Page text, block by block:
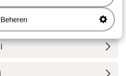
Beheren
Beach